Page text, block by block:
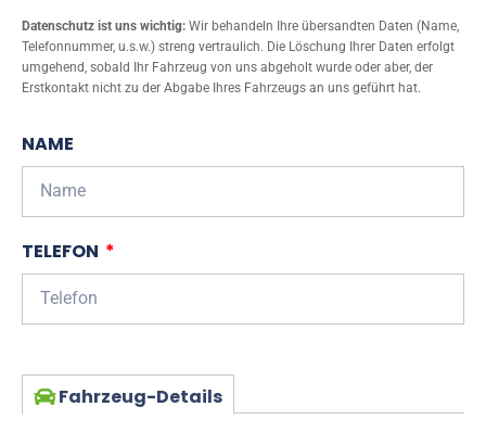
Datenschutz ist uns wichtig: Wir behandeln Ihre übersandten Daten (Name,
Telefonnummer, u.s.w.) streng vertraulich. Die Löschung Ihrer Daten erfolgt
umgehend, sobald Ihr Fahrzeug von uns abgeholt wurde oder aber, der
Erstkontakt nicht zu der Abgabe Ihres Fahrzeugs an uns geführt hat.
NAME
TELEFON
Fahrzeug-Details